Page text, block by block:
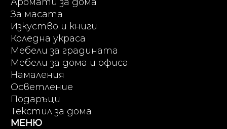
За масата
Изкуство и книги
Коледна украса
Мебели за градината
Мебели за дома и офиса
Намаления
Осветление
Подаръци
Текстил за дома
МЕНЮ